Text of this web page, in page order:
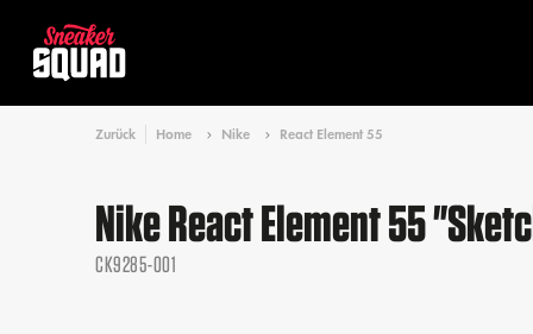
Zurück Home Nike React Element 55
Nike React Element 55
CK9285-001